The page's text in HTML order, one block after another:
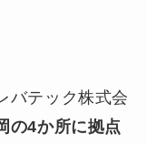
バテック株式会
の4か所に拠点